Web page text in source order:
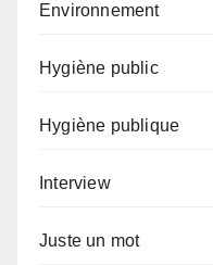
Environnement
Hygiène public
Hygiène publique
Interview
Juste un mot